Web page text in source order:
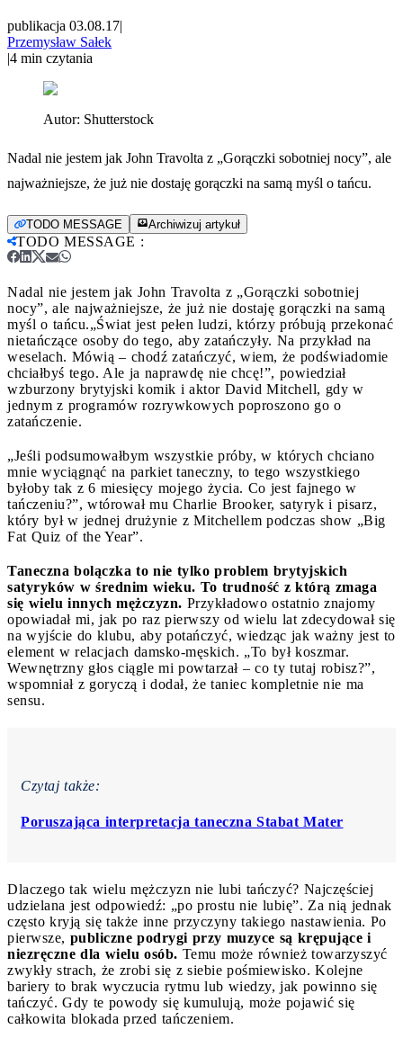
publikacja 03.08.17|
Przemysław Sałek
|4 min czytania
Autor: Shutterstock
Nadal nie jestem jak John Travolta z „Gorączki sobotniej nocy”, ale
najważniejsze, że już nie dostaję gorączki na samą myśl o tańcu.
TODO MESSAGE Archiwizuj artykuł
TODO MESSAGE :
Nadal nie jestem jak John Travolta z „Gorączki sobotniej
nocy”, ale najważniejsze, że już nie dostaję gorączki na samą
myśl o tańcu.„Świat jest pełen ludzi, którzy próbują przekonać
nietańczące osoby do tego, aby zatańczyły. Na przykład na
weselach. Mówią – chodź zatańczyć, wiem, że podświadomie
chciałbyś tego. Ale ja naprawdę nie chcę!”, powiedział
wzburzony brytyjski komik i aktor David Mitchell, gdy w
jednym z programów rozrywkowych poproszono go o
zatańczenie.
„Jeśli podsumowałbym wszystkie próby, w których chciano
mnie wyciągnąć na parkiet taneczny, to tego wszystkiego
byłoby tak z 6 miesięcy mojego życia. Co jest fajnego w
tańczeniu?”, wtórował mu Charlie Brooker, satyryk i pisarz,
który był w jednej drużynie z Mitchellem podczas show „Big
Fat Quiz of the Year”.
Taneczna bolączka to nie tylko problem brytyjskich
satyryków w średnim wieku. To trudność z którą zmaga
się wielu innych mężczyzn. Przykładowo ostatnio znajomy
opowiadał mi, jak po raz pierwszy od wielu lat zdecydował się
na wyjście do klubu, aby potańczyć, wiedząc jak ważny jest to
element w relacjach damsko-męskich. „To był koszmar.
Wewnętrzny głos ciągle mi powtarzał – co ty tutaj robisz?”,
wspomniał z goryczą i dodał, że taniec kompletnie nie ma
sensu.
Czytaj także:
Poruszająca interpretacja taneczna Stabat Mater
Dlaczego tak wielu mężczyzn nie lubi tańczyć? Najczęściej
udzielana jest odpowiedź: „po prostu nie lubię”. Za nią jednak
często kryją się także inne przyczyny takiego nastawienia. Po
pierwsze, publiczne podrygi przy muzyce są krępujące i
niezręczne dla wielu osób. Temu może również towarzyszyć
zwykły strach, że zrobi się z siebie pośmiewisko. Kolejne
bariery to brak wyczucia rytmu lub wiedzy, jak powinno się
tańczyć. Gdy te powody się kumulują, może pojawić się
całkowita blokada przed tańczeniem.